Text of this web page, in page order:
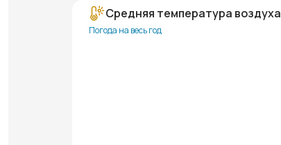
Средняя температура воздуха
Погода на весь год